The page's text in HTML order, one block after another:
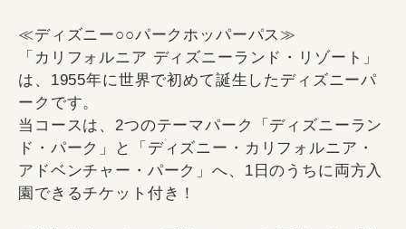
≪ディズニー○○パークホッパーパス≫
「カリフォルニア ディズニーランド・リゾート」
は、1955年に世界で初めて誕生したディズニーパ
ークです。
当コースは、2つのテーマパーク「ディズニーラン
ド・パーク」と「ディズニー・カリフォルニア・
アドベンチャー・パーク」へ、1日のうちに両方入
園できるチケット付き！